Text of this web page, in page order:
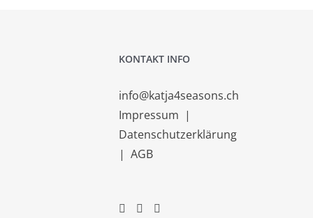
KONTAKT INFO
info@katja4seasons.ch
Impressum |
Datenschutzerklärung
| AGB